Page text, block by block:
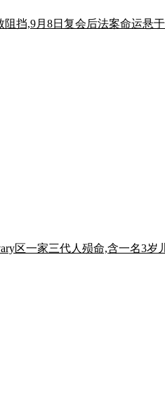
挡,9月8日复会后法案命运悬
区一家三代人殒命,含一名3